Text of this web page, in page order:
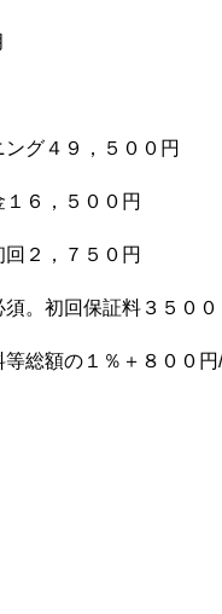
グ４９，５００円
６，５００円
回２，７５０円
。初回保証料３５００
等総額の１％＋８００